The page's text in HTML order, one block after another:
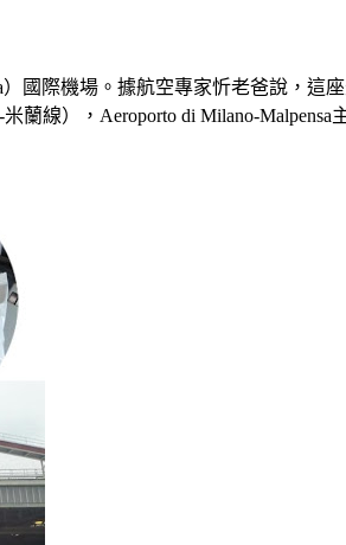
國際機場。據航空專家忻老爸說，
蘭線），Aeroporto di Milano-